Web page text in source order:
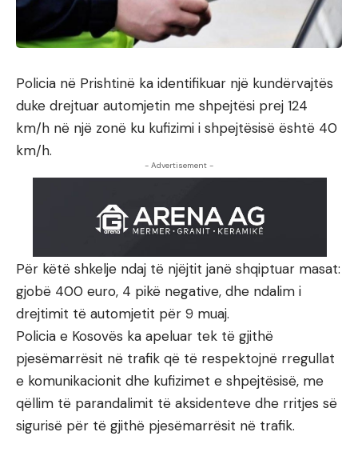
Policia në Prishtinë ka identifikuar një kundërvajtës
duke drejtuar automjetin me shpejtësi prej 124
km/h në një zonë ku kufizimi i shpejtësisë është 40
km/h.
- Advertisement -
Për këtë shkelje ndaj të njëjtit janë shqiptuar masat:
gjobë 400 euro, 4 pikë negative, dhe ndalim i
drejtimit të automjetit për 9 muaj.
Policia e Kosovës ka apeluar tek të gjithë
pjesëmarrësit në trafik që të respektojnë rregullat
e komunikacionit dhe kufizimet e shpejtësisë, me
qëllim të parandalimit të aksidenteve dhe rritjes së
sigurisë për të gjithë pjesëmarrësit në trafik.